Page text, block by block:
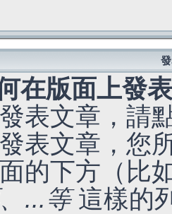
在版面上發
表文章，請
表文章，您
的下方（比
...等這樣的